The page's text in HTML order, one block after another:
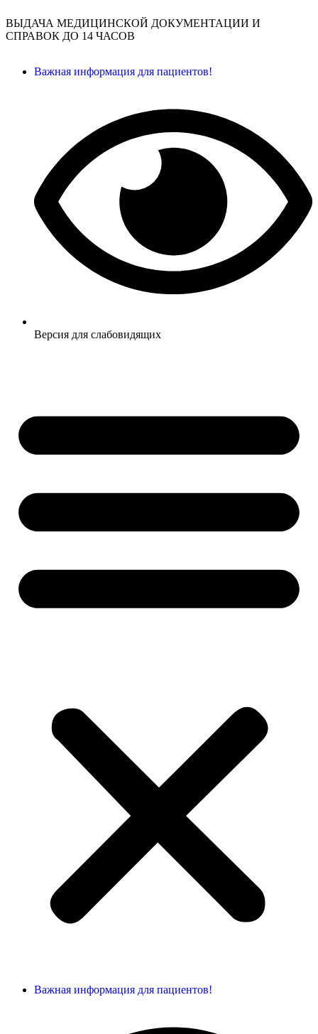
ВЫДАЧА МЕДИЦИНСКОЙ ДОКУМЕНТАЦИИ И
СПРАВОК ДО 14 ЧАСОВ
Важная информация для пациентов!
Версия для слабовидящих
Важная информация для пациентов!